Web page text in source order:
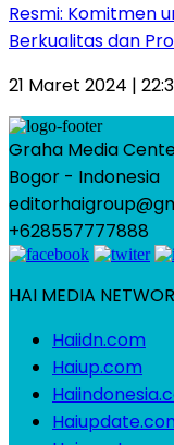
Resmi: Komitmen
Berkualitas dan
21 Maret 2024 |
Graha Media
Bogor - Indonesia
+628557777888
HAI MEDIA
Haiidn.com
Haiup.com